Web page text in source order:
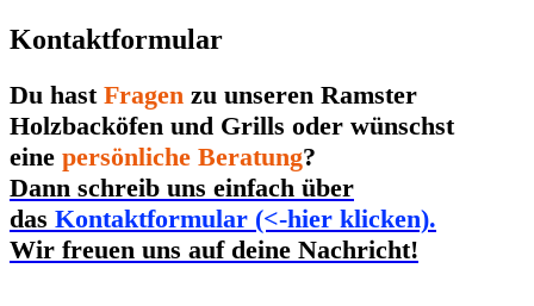
Kontaktformular
Du hast Fragen zu unseren Ramster
Holzbacköfen und Grills oder wünschst
eine persönliche Beratung?
Dann schreib uns einfach über
das Kontaktformular (<-hier klicken).
Wir freuen uns auf deine Nachricht!